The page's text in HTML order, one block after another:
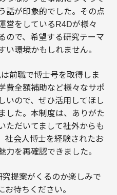
話が印象的でした。その点
営をしているR4Dが様々
ので、希望する研究テーマ
い環境かもしれません。
前職で博士号を取得しま
費全額補助など様々なサポ
いので、ぜひ活用してほし
した。本制度は、ありがた
ただいてまして社外からも
社会人博士を経験されたお
力を再確認できました。
提案がくるのか楽しみで
お待ちください。